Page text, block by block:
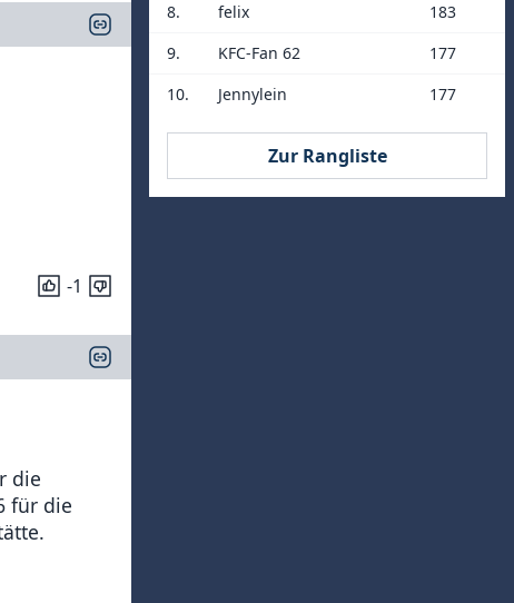
-1
die
für die
8.
felix
183
9.
KFC-Fan 62
177
10.
Jennylein 177
Zur Rangliste